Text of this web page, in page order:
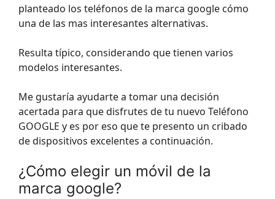
planteado los teléfonos de la marca google cómo
una de las mas interesantes alternativas.
Resulta típico, considerando que tienen varios
modelos interesantes.
Me gustaría ayudarte a tomar una decisión
acertada para que disfrutes de tu nuevo Teléfono
GOOGLE y es por eso que te presento un cribado
de dispositivos excelentes a continuación.
¿Cómo elegir un móvil de la
marca google?